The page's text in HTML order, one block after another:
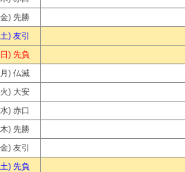
) 先勝
) 友引
) 先負
) 仏滅
) 大安
) 赤口
) 先勝
) 友引
) 先負